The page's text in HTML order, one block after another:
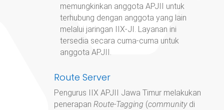
memungkinkan anggota APJII untuk
terhubung dengan anggota yang lain
melalui jaringan IIX-JI. Layanan ini
tersedia secara cuma-cuma untuk
anggota APJII.
Route Server
Pengurus IIX APJII Jawa Timur melakukan
penerapan Route-Tagging (communitydi